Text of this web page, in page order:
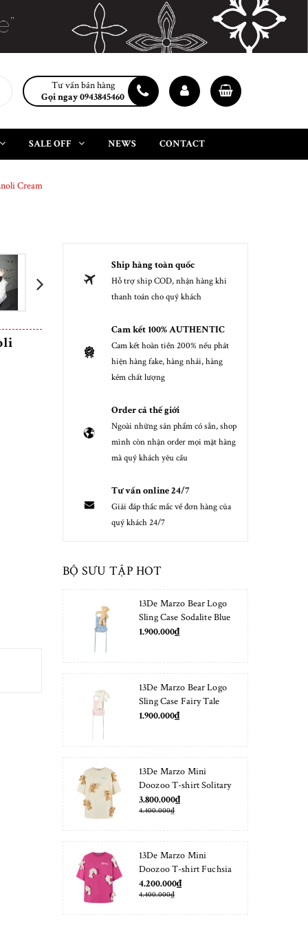
Tư vấn bán hàng
Gọi ngay 0943845460
SALE OFF NEWS CONTACT
Cream
next
Ship hàng toàn quốc
Hỗ trợ ship COD, nhận hàng khi
thanh toán cho quý khách
Cam kết 100% AUTHENTIC
Cam kết hoàn tiền 200% nếu phát
hiện hàng fake, hàng nhái, hàng
kém chất lượng
Order cả thế giới
Ngoài những sản phẩm có sẵn, shop
mình còn nhận order mọi mặt hàng
mà quý khách yêu cầu
Tư vấn online 24/7
Giải đáp thắc mắc về đơn hàng của
quý khách 24/7
BỘ SƯU TẬP HOT
13De Marzo Bear Logo
Sling Case Sodalite Blue
1.900.000₫
13De Marzo Bear Logo
Sling Case Fairy Tale
1.900.000₫
13De Marzo Mini
Doozoo T-shirt Solitary
Star
3.800.000₫
4.400.000₫
13De Marzo Mini
Doozoo T-shirt Fuchsia
Fedora
4.200.000₫
4.400.000₫